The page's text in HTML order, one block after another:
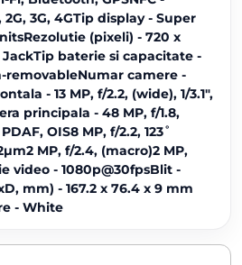
2G, 3G, 4GTip display - Super
(pixeli) - 720 x
JackTip baterie si capacitate -
removableNumar camere -
- 13 MP, f/2.2, (wide), 1/3.1",
principala - 48 MP, f/1.8,
OIS8 MP, f/2.2, 123˚
MP, f/2.4, (macro)2 MP,
video - 1080p@30fpsBlit -
mm) - 167.2 x 76.4 x 9 mm
- White